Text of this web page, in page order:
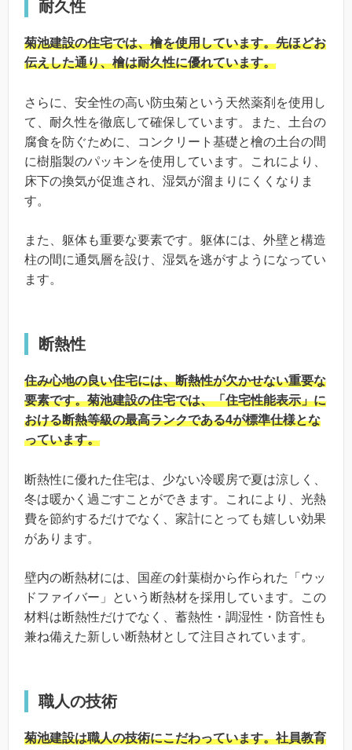
耐久性
菊池建設の住宅では、檜を使用しています。先ほどお
伝えした通り、檜は耐久性に優れています。
さらに、安全性の高い防虫菊という天然薬剤を使用し
て、耐久性を徹底して確保しています。また、土台の
腐食を防ぐために、コンクリート基礎と檜の土台の間
に樹脂製のパッキンを使用しています。これにより、
床下の換気が促進され、湿気が溜まりにくくなりま
す。
また、躯体も重要な要素です。躯体には、外壁と構造
柱の間に通気層を設け、湿気を逃がすようになってい
ます。
断熱性
住み心地の良い住宅には、断熱性が欠かせない重要な
要素です。菊池建設の住宅では、「住宅性能表示」に
おける断熱等級の最高ランクである4が標準仕様とな
っています。
断熱性に優れた住宅は、少ない冷暖房で夏は涼しく、
冬は暖かく過ごすことができます。これにより、光熱
費を節約するだけでなく、家計にとっても嬉しい効果
があります。
壁内の断熱材には、国産の針葉樹から作られた「ウッ
ドファイバー」という断熱材を採用しています。この
材料は断熱性だけでなく、蓄熱性・調湿性・防音性も
兼ね備えた新しい断熱材として注目されています。
職人の技術
菊池建設は職人の技術にこだわっています。社員教育